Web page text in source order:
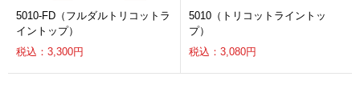
5010-FD（フルダルトリコットラ
イントップ）
税込：3,300円
5010（トリコットライントッ
プ）
税込：3,080円